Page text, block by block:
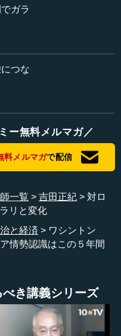
略では、オバマ政権は
次元の関係を構築する
年２月の段階になる
科すため厳しい制裁を
明らかにロシアの脅威
家安全保障戦略そのも
のロシアの行動等によ
にロシア関係、あるい
たのではないかといっ
シンポジウムが、色々
４０年を超える冷戦と
て認識していた日本
間違えると自分の国が
識の中で核抑止に取り
の間で、大きなパーセ
ていることを示しては
いなと感じています。
中東情勢
ガラ
つな
ー無料メルマガ／
料メルマガで配信
一覧 吉田正紀
対ロ
リと変化
と経済
ワシントン
情勢認識はこの５年間
べき講義シリーズ